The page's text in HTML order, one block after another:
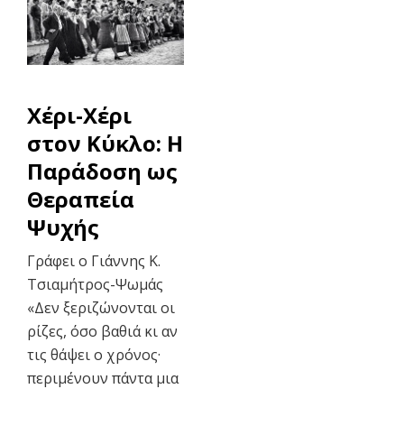
Χέρι-Χέρι
στον Κύκλο: Η
Παράδοση ως
Θεραπεία
Ψυχής
Γράφει ο Γιάννης Κ.
Τσιαμήτρος-Ψωμάς
«Δεν ξεριζώνονται οι
ρίζες, όσο βαθιά κι αν
τις θάψει ο χρόνος·
περιμένουν πάντα μια